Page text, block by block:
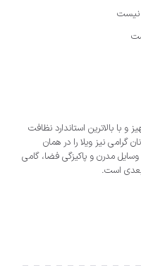
نیست
و با بالاترین استاندارد نظافت
گرامی نیز ویلا را در همان
مدرن و پاکیزگی فضا، گامی
بعدی است.